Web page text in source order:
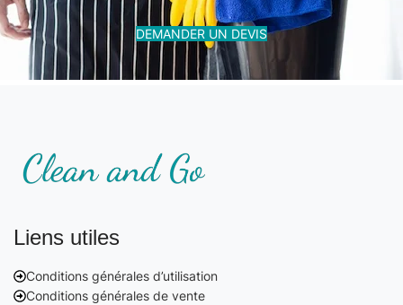
DEMANDER UN DEVIS
Liens utiles
Conditions générales d’utilisation
Conditions générales de vente